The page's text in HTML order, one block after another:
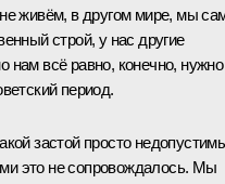
живём, в другом мире, мы
строй, у нас другие
нам всё равно, конечно, нужно
период.
застой просто
это не сопровождалось. Мы